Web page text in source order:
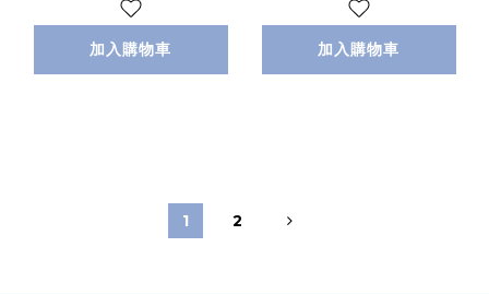
加入購物車 加入購物車
1 2